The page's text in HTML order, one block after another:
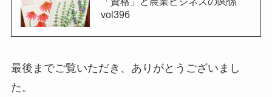
vol396
最後までご覧いただき、ありがとうございまし
た。